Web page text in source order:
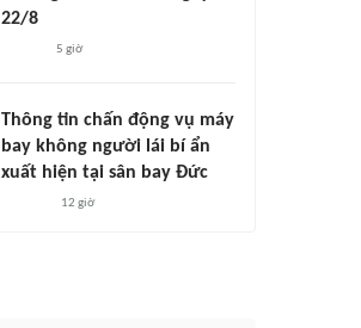
22/8
5 giờ
Thông tin chấn động vụ máy
bay không người lái bí ẩn
xuất hiện tại sân bay Đức
12 giờ